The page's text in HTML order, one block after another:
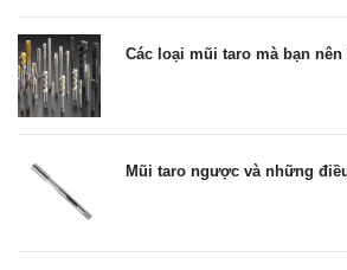
Các loại mũi taro mà bạn nên
Mũi taro ngược và những